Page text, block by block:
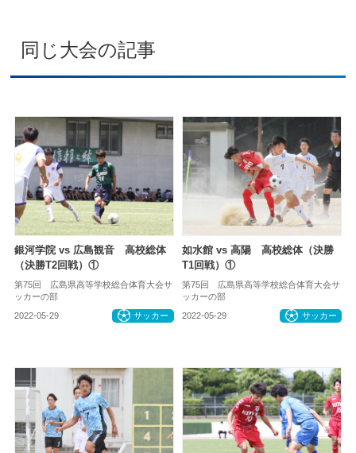
同じ大会の記事
銀河学院 vs 広島観音 高校総体
（決勝T2回戦）①
第75回 広島県高等学校総合体育大会サ
ッカーの部
2022-05-29 サッカー
如水館 vs 高陽 高校総体（決勝
T1回戦）①
第75回 広島県高等学校総合体育大会サ
ッカーの部
2022-05-29 サッカー